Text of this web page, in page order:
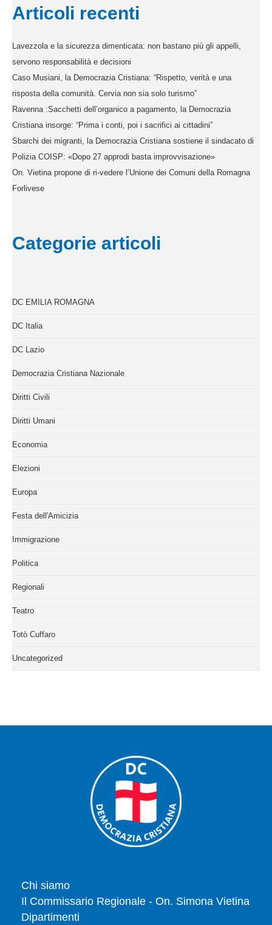
Articoli recenti
Lavezzola e la sicurezza dimenticata: non bastano più gli appelli,
servono responsabilità e decisioni
Caso Musiani, la Democrazia Cristiana: “Rispetto, verità e una
risposta della comunità. Cervia non sia solo turismo”
Ravenna :Sacchetti dell’organico a pagamento, la Democrazia
Cristiana insorge: “Prima i conti, poi i sacrifici ai cittadini”
Sbarchi dei migranti, la Democrazia Cristiana sostiene il sindacato di
Polizia COISP: «Dopo 27 approdi basta improvvisazione»
On. Vietina propone di ri-vedere l’Unione dei Comuni della Romagna
Forlivese
Categorie articoli
DC EMILIA ROMAGNA
DC Italia
DC Lazio
Democrazia Cristiana Nazionale
Diritti Civili
Diritti Umani
Economia
Elezioni
Europa
Festa dell'Amicizia
Immigrazione
Politica
Regionali
Teatro
Totò Cuffaro
Uncategorized
Chi siamo
Il Commissario Regionale - On. Simona Vietina
Dipartimenti